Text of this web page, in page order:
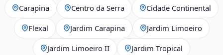
Carapina Centro da Serra Cidade Continental
Flexal Jardim Carapina Jardim Limoeiro
Jardim Limoeiro II Jardim Tropical